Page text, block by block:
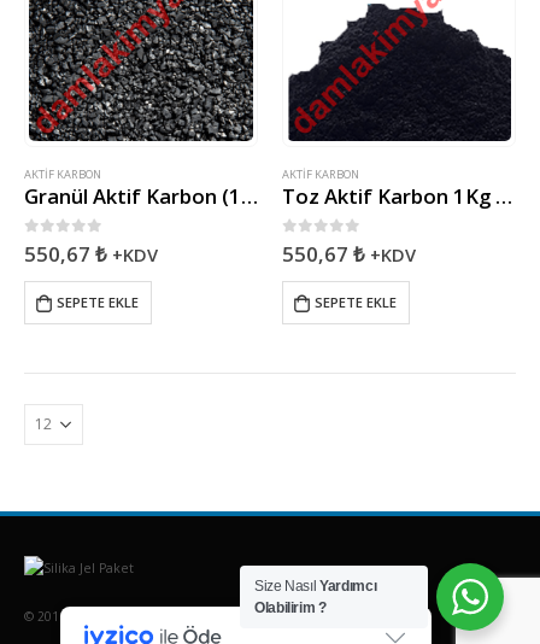
AKTIF KARBON
Granül Aktif Karbon (1kg) Paket ( 8x30Mesh) / (0,60mm-2,38mm)
05 üzerinden
550,67 ₺ +KDV
SEPETE EKLE
AKTIF KARBON
Toz Aktif Karbon 1Kg Paket
05 üzerinden
550,67 ₺ +KDV
SEPETE EKLE
© 2016. Damla Kimya - Tüm Hakları Saklıdır
Size NasılYardımcı
Olabilirim ?